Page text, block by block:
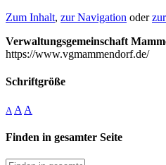
Zum Inhalt, zur Navigation oder
Verwaltungsgemeinschaft
https://www.vgmammendorf.de/
Schriftgröße
A A A
Finden in gesamter Seite